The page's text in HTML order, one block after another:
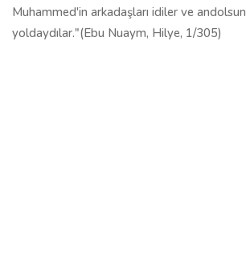
Muhammed'in arkadaşları idiler ve
yoldaydılar."(Ebu Nuaym, Hilye, 1/305)